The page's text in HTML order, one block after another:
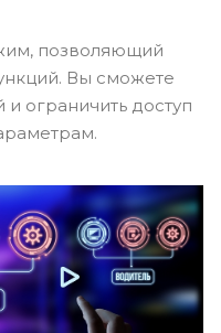
позволяющий
Вы сможете
ограничить доступ